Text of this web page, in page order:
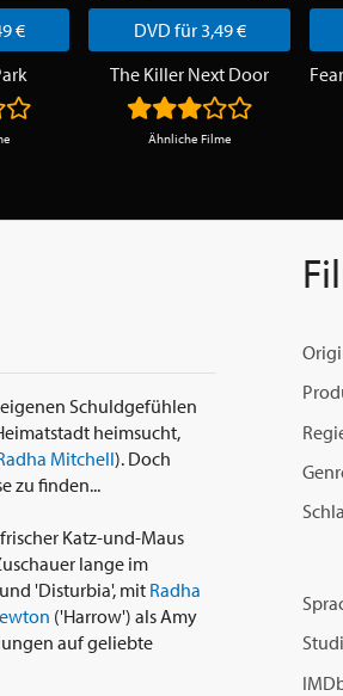
€
DVD für 3,49 €
The Killer Next Door
Ähnliche Filme
Schuldgefühlen
heimsucht,
Mitchell). Doch
zu finden...
Katz-und-Maus
lange im
'Disturbia', mit Radha
('Harrow') als Amy
auf geliebte